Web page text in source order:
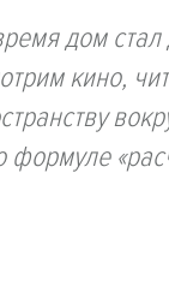
дом
кино,
формуле